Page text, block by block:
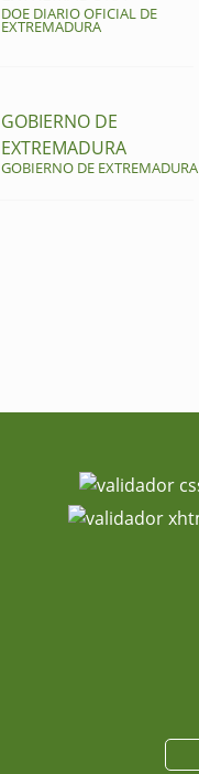
DOE DIARIO OFICIAL DE
EXTREMADURA
GOBIERNO DE
EXTREMADURA
GOBIERNO DE EXTREMADURA